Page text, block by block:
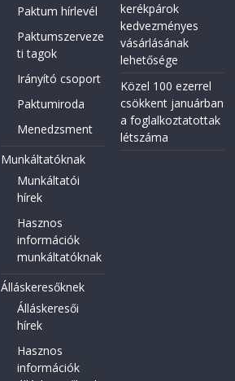
Paktum hírlevél
Paktumszerveze
ti tagok
Irányító csoport
Paktumiroda
Menedzsment
Munkáltatóknak
Munkáltatói
hírek
Hasznos
információk
munkáltatóknak
Álláskeresőknek
Álláskeresői
hírek
Hasznos
információk
kerékpárok
kedvezményes
vásárlásának
lehetősége
Közel 100 ezerrel
csökkent januárban
a foglalkoztatottak
létszáma